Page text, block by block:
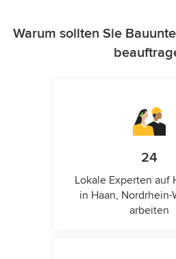
Warum sollten Sie
24
Lokale Experten auf
in Haan, Nordrhein-
arbeiten